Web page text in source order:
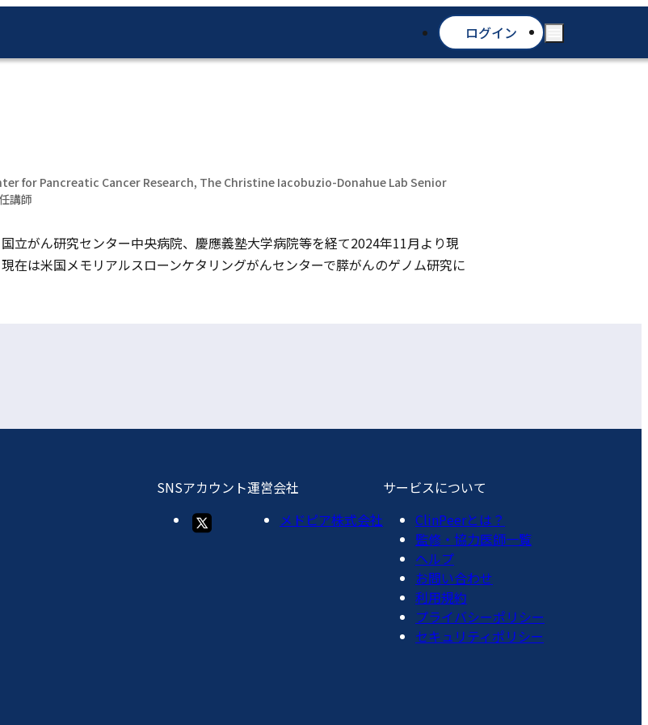
ログイン
for Pancreatic Cancer Research, The Christine Iacobuzio-Donahue Lab Senior
講師
立がん研究センター中央病院、慶應義塾大学病院等を経て2024年11月より現
は米国メモリアルスローンケタリングがんセンターで膵がんのゲノム研究に
SNSアカウント運営会社
メドピア株式会社
サービスについて
ClinPeerとは？
監修・協力医師一覧
ヘルプ
お問い合わせ
利用規約
プライバシーポリシー
セキュリティポリシー